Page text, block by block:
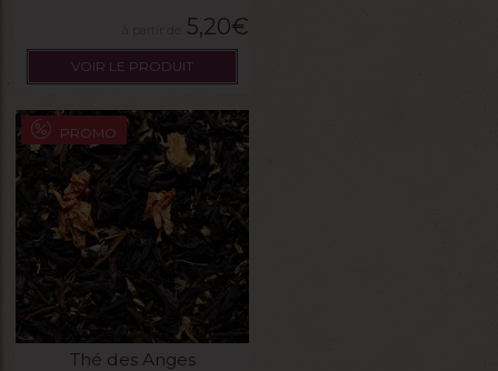
5,20€
VOIR LE PRODUIT
PROMO
Thé des Anges